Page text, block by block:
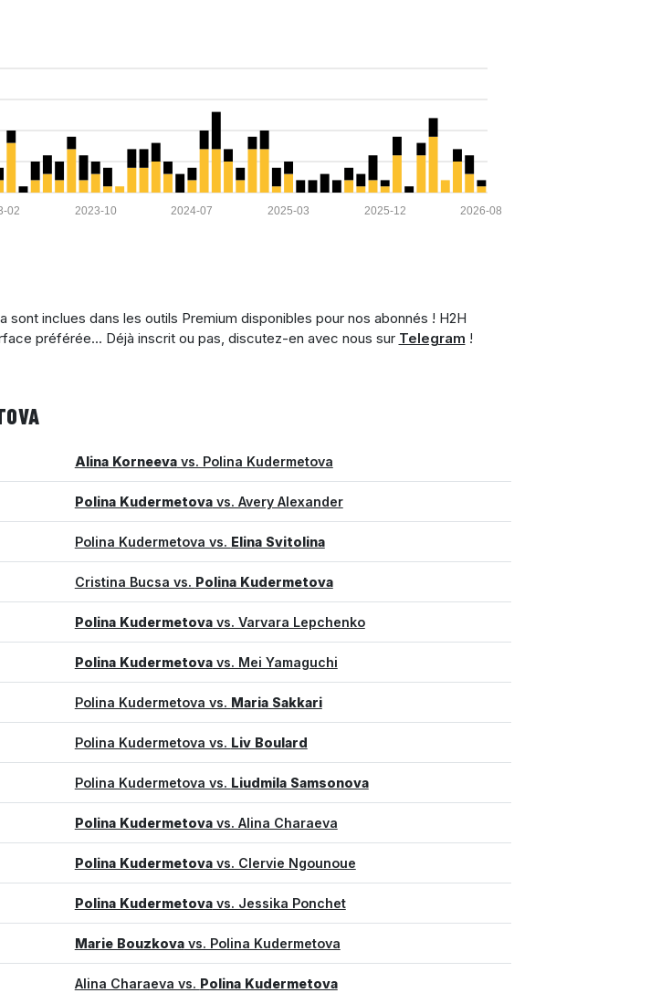
2026-08
2025-12
2025-03
2024-07
2023-10
02
inclues dans les outils Premium disponibles pour nos abonnés ! H2H
préférée... Déjà inscrit ou pas, discutez-en avec nous sur Telegram !
Alina Korneevavs. Polina Kudermetova
Polina Kudermetovavs. Avery Alexander
Polina Kudermetova vs. Elina Svitolina
Cristina Bucsa vs. Polina Kudermetova
Polina Kudermetovavs. Varvara Lepchenko
Polina Kudermetovavs. Mei Yamaguchi
Polina Kudermetova vs. Maria Sakkari
Polina Kudermetova vs. Liv Boulard
Polina Kudermetova vs. Liudmila Samsonova
Polina Kudermetovavs. Alina Charaeva
Polina Kudermetovavs. Clervie Ngounoue
Polina Kudermetovavs. Jessika Ponchet
Marie Bouzkovavs. Polina Kudermetova
Alina Charaeva vs. Polina Kudermetova